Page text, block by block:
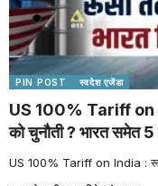
PIN POST स्वदेश एजेंडा
US 100% Tariff on
को चुनौती ? भारत समेत
US 100% Tariff on India :